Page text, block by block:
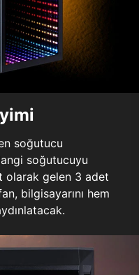
soğutucu
soğutucuyu
olarak gelen 3 adet
bilgisayarını hem